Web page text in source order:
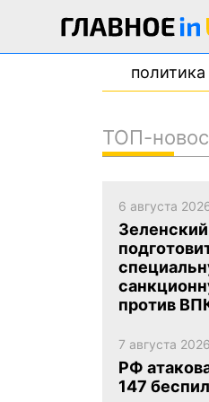
политика
ТОП-
6 августа
против
7 августа 2026
РФ
147